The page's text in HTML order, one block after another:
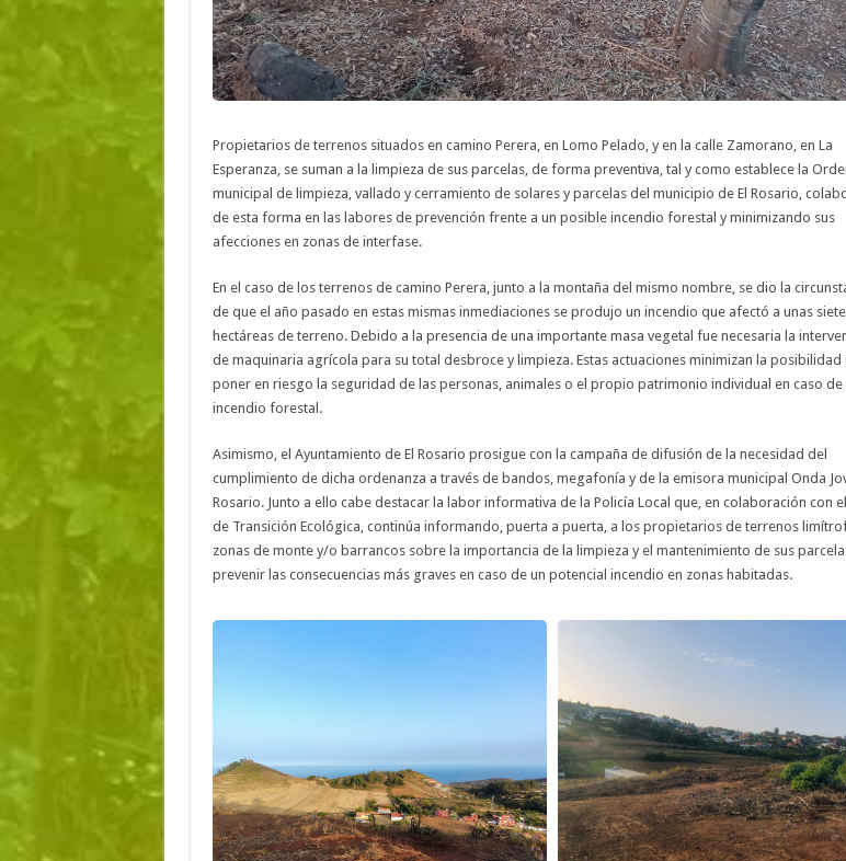
Propietarios de terrenos situados en camino Perera, en Lomo Pelado, y en la calle Zamorano, en La
Esperanza, se suman a la limpieza de sus parcelas, de forma preventiva, tal y como establece la
municipal de limpieza, vallado y cerramiento de solares y parcelas del municipio de El Rosario,
de esta forma en las labores de prevención frente a un posible incendio forestal y minimizando sus
afecciones en zonas de interfase.
En el caso de los terrenos de camino Perera, junto a la montaña del mismo nombre, se dio la
de que el año pasado en estas mismas inmediaciones se produjo un incendio que afectó a unas siete
hectáreas de terreno. Debido a la presencia de una importante masa vegetal fue necesaria la
de maquinaria agrícola para su total desbroce y limpieza. Estas actuaciones minimizan la posibilidad
poner en riesgo la seguridad de las personas, animales o el propio patrimonio individual en caso de
incendio forestal.
Asimismo, el Ayuntamiento de El Rosario prosigue con la campaña de difusión de la necesidad del
cumplimiento de dicha ordenanza a través de bandos, megafonía y de la emisora municipal Onda
Rosario. Junto a ello cabe destacar la labor informativa de la Policía Local que, en colaboración con
de Transición Ecológica, continúa informando, puerta a puerta, a los propietarios de terrenos
zonas de monte y/o barrancos sobre la importancia de la limpieza y el mantenimiento de sus
prevenir las consecuencias más graves en caso de un potencial incendio en zonas habitadas.